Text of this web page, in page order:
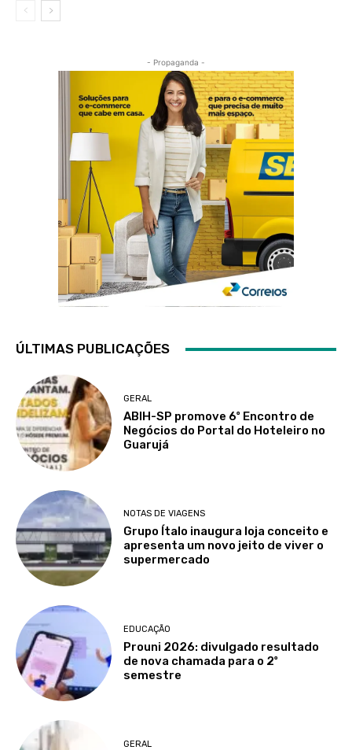
- Propaganda -
ÚLTIMAS PUBLICAÇÕES
GERAL
ABIH-SP promove 6º Encontro de
Negócios do Portal do Hoteleiro no
Guarujá
NOTAS DE VIAGENS
Grupo Ítalo inaugura loja conceito e
apresenta um novo jeito de viver o
supermercado
EDUCAÇÃO
Prouni 2026: divulgado resultado
de nova chamada para o 2º
semestre
GERAL